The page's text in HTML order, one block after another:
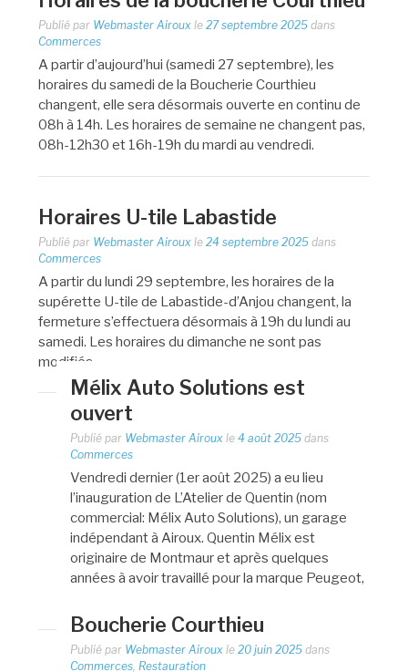
Publié par Webmaster Airoux le27 septembre 2025 dans
Commerces
A partir d’aujourd’hui (samedi 27 septembre), les
horaires du samedi de la Boucherie Courthieu
changent, elle sera désormais ouverte en continu de
08h à 14h. Les horaires de semaine ne changent pas,
08h-12h30 et 16h-19h du mardi au vendredi.
Horaires U-tile Labastide
Publié par Webmaster Airoux le24 septembre 2025 dans
Commerces
A partir du lundi 29 septembre, les horaires de la
supérette U-tile de Labastide-d’Anjou changent, la
fermeture s’effectuera désormais à 19h du lundi au
samedi. Les horaires du dimanche ne sont pas
modifiés.
Mélix Auto Solutions est
ouvert
Publié par Webmaster Airoux le4 août 2025 dans
Commerces
Vendredi dernier (1er août 2025) a eu lieu
l’inauguration de L’Atelier de Quentin (nom
commercial: Mélix Auto Solutions), un garage
indépendant à Airoux. Quentin Mélix est
originaire de Montmaur et après quelques
années à avoir travaillé pour la marque Peugeot,
Boucherie Courthieu
Publié par Webmaster Airoux le20 juin 2025 dans
Commerces Restauration